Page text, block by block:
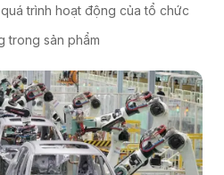
trình hoạt động của tổ chức
trong sản phẩm